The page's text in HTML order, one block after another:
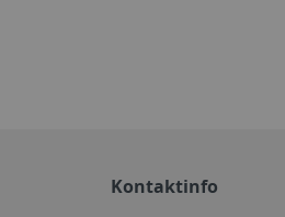
Kontaktinfo